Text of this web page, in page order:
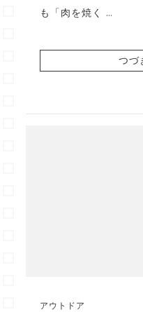
も「肉を焼く …
つづ
アウトドア